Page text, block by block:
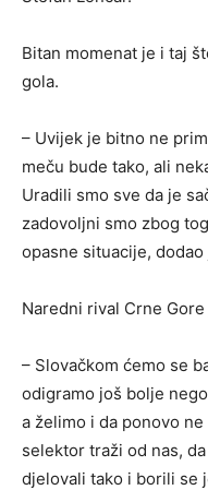
Bitan momenat je i taj
gola.
– Uvijek je bitno ne
meču bude tako, ali
Uradili smo sve da je
zadovoljni smo zbog
opasne situacije, dodao
Naredni rival Crne
– Slovačkom ćemo se
odigramo još bolje
a želimo i da ponovo
selektor traži od nas,
djelovali tako i borili se